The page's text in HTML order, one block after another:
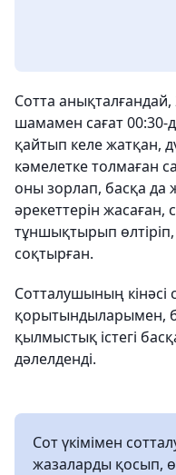
Сотта
шамамен сағат 00:30-
қайтып келе жатқан,
кәмелетке толмаған
оны зорлап, басқа
әрекеттерін жасаған,
тұншықтырып
соқтырған.
Сотталушының кінәсі
қорытындыларымен,
қылмыстық істегі
дәлелденді.
Сот үкімімен
жазаларды қосып,